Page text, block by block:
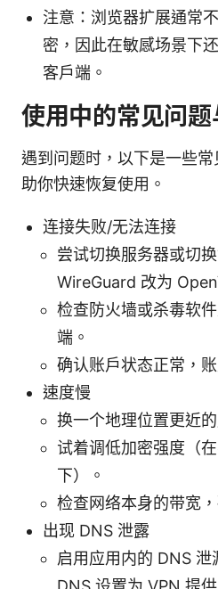
注意：浏览器扩展通常
密，因此在敏感场景下
客户端。
使用中的常见问
遇到问题时，以下是一些
助你快速恢复使用。
连接失败/无法连接
尝试切换服务器或切
WireGuard 改为
检查防火墙或杀毒软
端。
确认账户状态正常，
速度慢
换一个地理位置更近的
试着调低加密强度（
下）。
检查网络本身的带宽
出现 DNS 泄露
启用应用内的 DNS